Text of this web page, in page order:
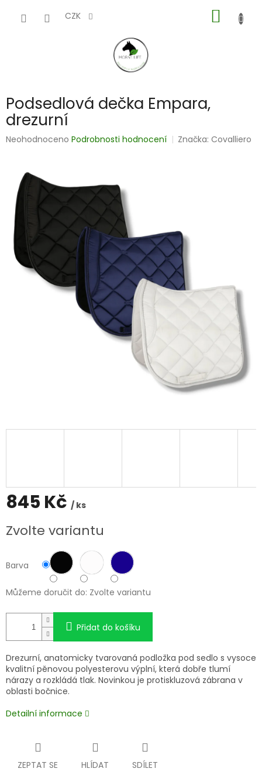
CZK
KOŠÍK
Podsedlová dečka Empara,
drezurní
Průměrné
hvězdiček.
Neohodnoceno Podrobnosti hodnocení Značka:Covalliero
845 Kč / ks
cena:
Zvolte variantu
Barva
Můžeme doručit do: Zvolte variantu
Přidat do košíku
Drezurní, anatomicky tvarovaná podložka pod sedlo s vysoce
kvalitní pěnovou polyesterovu výplní, která dobře tlumí
nárazy a rozkládá tlak. Novinkou je protiskluzová zábrana v
oblasti bočnice.
Detailní informace
ZEPTAT SE HLÍDAT SDÍLET